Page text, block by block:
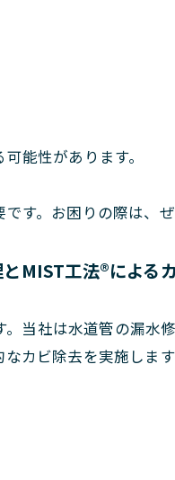
能性があります。
す。お困りの際は、
MIST工法®による
当社は水道管の漏水
カビ除去を実施しま